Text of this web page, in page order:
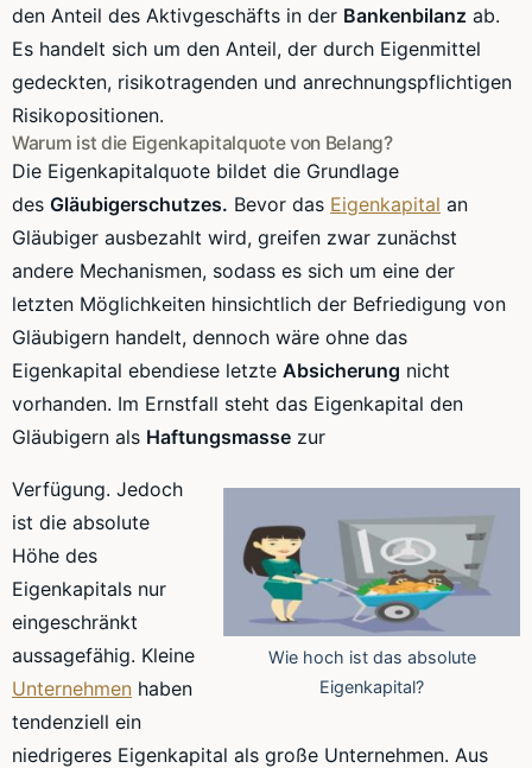
den Anteil des Aktivgeschäfts in der Bankenbilanz ab.
Es handelt sich um den Anteil, der durch Eigenmittel
gedeckten, risikotragenden und anrechnungspflichtigen
Risikopositionen.
Warum ist die Eigenkapitalquotevon Belang?
Die Eigenkapitalquote bildet die Grundlage
des Gläubigerschutzes. Bevor das Eigenkapital an
Gläubiger ausbezahlt wird, greifen zwar zunächst
andere Mechanismen, sodass es sich um eine der
letzten Möglichkeiten hinsichtlich der Befriedigung von
Gläubigern handelt, dennoch wäre ohne das
Eigenkapital ebendiese letzte Absicherung nicht
vorhanden. Im Ernstfall steht das Eigenkapital den
Gläubigern als Haftungsmasse zur
Wie hoch ist das absolute
Eigenkapital?
Verfügung. Jedoch
ist die absolute
Höhe des
Eigenkapitals nur
eingeschränkt
aussagefähig. Kleine
Unternehmen haben
tendenziell ein
niedrigeres Eigenkapital als große Unternehmen. Aus